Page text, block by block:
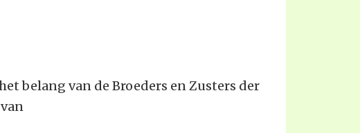
belang van de Broeders en Zusters der